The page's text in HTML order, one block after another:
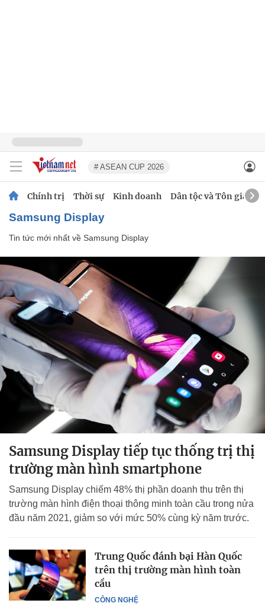
# ASEAN CUP 2026
Chính trị Thời sự Kinh doanh Dân tộc và Tôn giáo
Samsung Display
Tin tức mới nhất về Samsung Display
Samsung Display tiếp tục thống trị thị
trường màn hình smartphone
Samsung Display chiếm 48% thị phần doanh thu trên thị
trường màn hình điện thoại thông minh toàn cầu trong nửa
đầu năm 2021, giảm so với mức 50% cùng kỳ năm trước.
CÔNG NGHỆ
Trung Quốc đánh bại Hàn Quốc
trên thị trường màn hình toàn
cầu